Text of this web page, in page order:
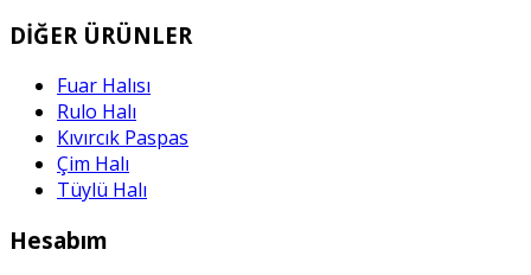
DİĞER ÜRÜNLER
Fuar Halısı
Rulo Halı
Kıvırcık Paspas
Çim Halı
Tüylü Halı
Hesabım